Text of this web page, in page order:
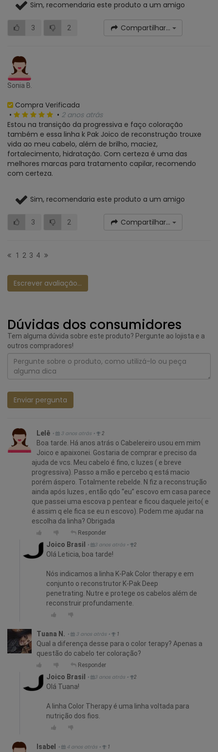
Sim, recomendaria este produto a um amigo
3 2 Compartilhar...
Sonia B.
Compra Verificada
•
• 2 anos atrás
Estou na transição da progressiva e faço coloração
também e essa linha k Pak Joico de reconstrução trouxe
vida ao meu cabelo, além de brilho, maciez,
fortalecimento, hidratação. Com certeza é uma das
melhores marcas para tratamento capilar, recomendo
com certeza.
Sim, recomendaria este produto a um amigo
3 2 Compartilhar...
1 2 3 4
Escrever avaliação...
Dúvidas dos consumidores
Tem alguma dúvida sobre este produto? Pergunte ao lojista e a
outros compradores!
Enviar pergunta
Lelê • 3 anos atrás • 2
Boa tarde. Há anos atrás o Cabelereiro usou em mim
Joico e apaixonei. Gostaria de comprar e preciso da
ajuda de vcs. Meu cabelo é fino, c luzes ( e breve
progressiva). Passo a mão e percebo q está macio
porém áspero. Totalmente rebelde. N fiz a reconstrução
ainda após luzes , então qdo “eu” escovo em casa parece
que passei uma escova p pentear e ficou daquele jeito( e
é assim q ele fica se eu n escovo). Podem me ajudar na
escolha da linha? Obrigada
Responder
Joico Brasil • 3 anos atrás • 2
Olá Leticia, boa tarde!
Nós indicamos a linha K-Pak Color therapy e em
conjunto o reconstrutor K-Pak Deep
penetrating. Nutre e protege os cabelos além de
reconstruir profundamente.
Tuana N. • 3 anos atrás • 1
Qual a diferença desse para o color terapy? Apenas a
questão do cabelo ter coloração?
Responder
Joico Brasil • 3 anos atrás • 2
Olá Tuana!
A linha Color Therapy é uma linha voltada para
nutrição dos fios.
Isabel • 4 anos atrás • 1